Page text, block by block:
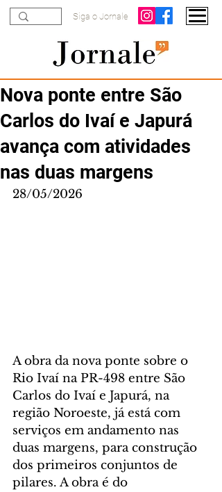
Siga o Jornale
Nova ponte entre São
Carlos do Ivaí e Japurá
avança com atividades
nas duas margens
28/05/2026
A obra da nova ponte sobre o
Rio Ivaí na PR-498 entre São
Carlos do Ivaí e Japurá, na
região Noroeste, já está com
serviços em andamento nas
duas margens, para construção
dos primeiros conjuntos de
pilares. A obra é do